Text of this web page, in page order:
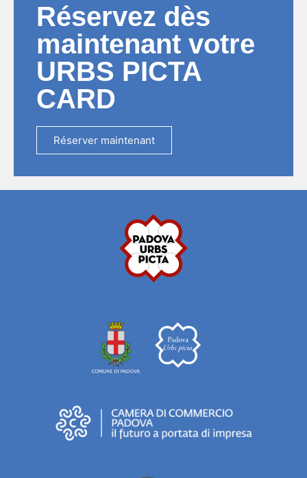
Réservez dès
maintenant votre
URBS PICTA
CARD
Réserver maintenant